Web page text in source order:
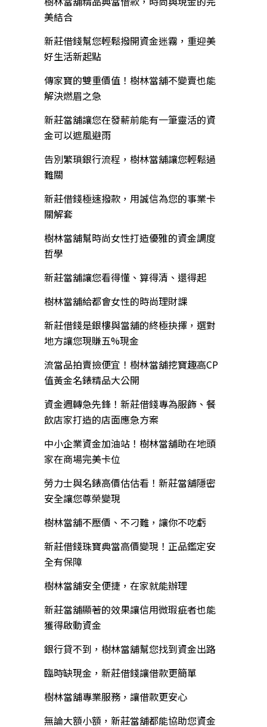
美結合
新莊借錢幫您輕鬆撥開資金迷霧，重迎美
好生活新起點
傳家寶的雙重價值！樹林當舖不變賣也能
解決燃眉之急
新莊當舖讓您在發薪前能有一筆靈活的資
金可以遮風避雨
告別繁瑣銀行流程，樹林當舖讓您輕鬆過
難關
新莊借錢極速撥款，用誠信為您的事業卡
關解套
樹林當舖幫時尚女性打造優雅的資金調度
哲學
新莊當舖讓您看得懂、算得清、還得起
樹林當舖給都會女性的時尚理財課
新莊借錢是銀樓與當舖的終極抉擇，選對
地方讓您現賺五%現金
流當品拍賣撿便宜！樹林當舖挖寶趣高CP
值黃金名錶精品大公開
資金週轉急先鋒！新莊借錢專為服飾、餐
飲店家打造的店面應急方案
中小企業資金加油站！樹林當舖助在地頭
家在商場完美卡位
勞力士與名錶高價估估看！新莊當舖隱密
安全讓您尊榮變現
樹林當舖不壓價、不刁難，讓你不吃虧
新莊借錢珠寶典當高價變現！正品鑑定安
全有保障
樹林當舖安全便捷，在家就能辦理
新莊當舖顯著的效果讓信用微瑕疵者也能
獲得啟動資金
銀行貸不到，樹林當舖幫您找到資金出路
臨時缺現金，新莊借錢讓借款更簡單
樹林當舖專業服務，讓借款更安心
無論大額小額，新莊當舖都能協助您資金